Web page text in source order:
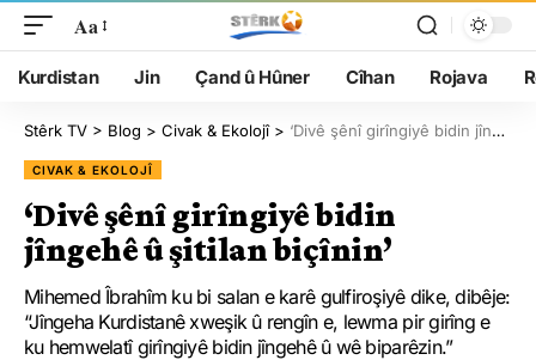
Aa
Kurdistan Jin Çand û Hûner Cîhan Rojava
Stêrk TV > Blog > Civak & Ekolojî> ‘Divê şênî girîngiyê bidin jîngehê û şitilan biçînin’
CIVAK & EKOLOJÎ
‘Divê şênî girîngiyê bidin
jîngehê û şitilan biçînin’
Mihemed Îbrahîm ku bi salan e karê gulfiroşiyê dike, dibêje:
“Jîngeha Kurdistanê xweşik û rengîn e, lewma pir girîng e
ku hemwelatî girîngiyê bidin jîngehê û wê biparêzin.”